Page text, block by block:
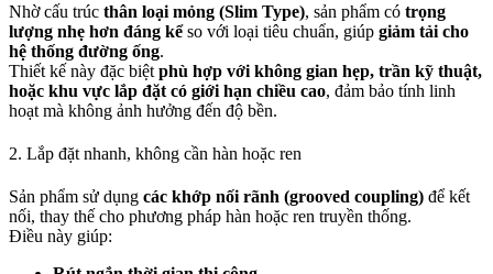
Nhờ cấu trúc thân loại mỏng (Slim Type), sản phẩm có trọng
lượng nhẹ hơn đáng kểso với loại tiêu chuẩn, giúp giảm tải cho
hệ thống đường ống.
Thiết kế này đặc biệt phù hợp với không gian hẹp, trần kỹ thuật,
hoặc khu vực lắp đặt có giới hạn chiều cao, đảm bảo tính linh
hoạt mà không ảnh hưởng đến độ bền.
2. Lắp đặt nhanh, không cần hàn hoặc ren
Sản phẩm sử dụng các khớp nối rãnh (grooved coupling) để kết
nối, thay thế cho phương pháp hàn hoặc ren truyền thống.
Điều này giúp: